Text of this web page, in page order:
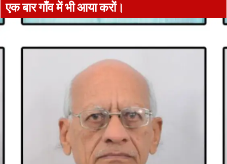
एक बार गाँव में भी आया करों।